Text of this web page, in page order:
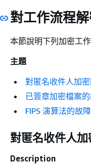
對工作流程
本節說明下列加密工
主題
對匿名收件人加
已簽章加密檔案
FIPS 演算法的故
對匿名收件人
Description